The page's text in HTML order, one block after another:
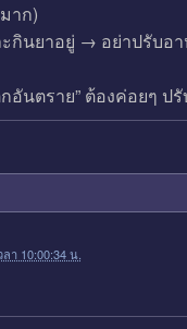
าก)
กินยาอยู่ → อย่าปรับอา
อันตราย” ต้องค่อยๆ ปรั
า 10:00:34 น.